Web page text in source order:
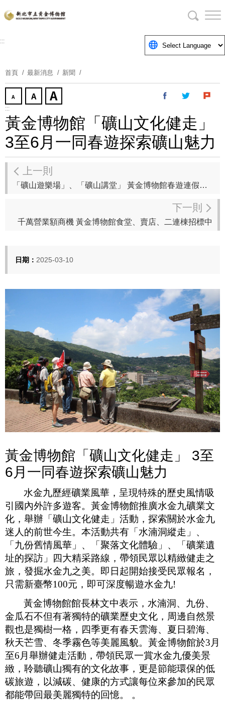
到
要
塊
:::
首頁 最新消息 新聞
:::
黃金博物館「礦山文化健走」
3至6月一同春遊探索礦山魅力
上一則
「礦山遊樂場」、「礦山講堂」 黃金博物館春遊連假好去處
下一則
千萬營業額商機 黃金博物館食堂、賣店、二連棟招標中
日期： 2025-03-10
黃金博物館「礦山文化健走」 3至
6月一同春遊探索礦山魅力
水金九歷經礦業風華，呈現特殊的歷史風情吸
引國內外許多遊客。黃金博物館推廣水金九礦業文
化，舉辦「礦山文化健走」活動，探索關於水金九
迷人的前世今生。本活動共有「水湳洞縱走」、
「九份舊情風華」、「聚落文化體驗」、「礦業遺
址的探訪」四大精采路線，帶領民眾以精緻健走之
旅，發掘水金九之美。即日起開始接受民眾報名，
只需新臺幣100元，即可深度暢遊水金九!
黃金博物館館長林文中表示，水湳洞、九份、
金瓜石不但有著獨特的礦業歷史文化，周邊自然景
觀也是獨樹一格，四季更有春天雲海、夏日碧海、
秋天芒雪、冬季霧色等美麗風貌。黃金博物館於3月
至6月舉辦健走活動，帶領民眾一賞水金九優美景
緻，聆聽礦山獨有的文化故事，更是節能環保的低
碳旅遊，以減碳、健康的方式讓每位來參加的民眾
都能帶回最美麗獨特的回憶。 。